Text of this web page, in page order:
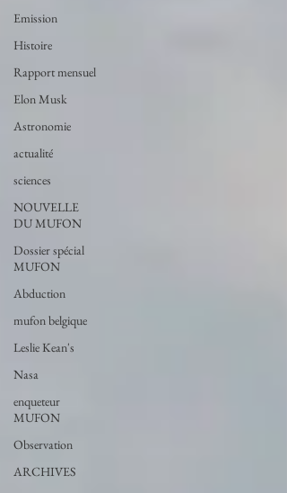
Emission
Histoire
Rapport mensuel
Elon Musk
Astronomie
actualité
sciences
NOUVELLE
DU MUFON
Dossier spécial
MUFON
Abduction
mufon belgique
Leslie Kean's
Nasa
enqueteur
MUFON
Observation
ARCHIVES